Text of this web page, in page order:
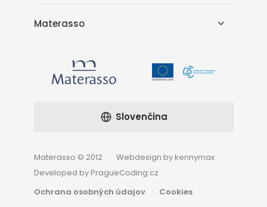
Materasso
Materasso © 2012
Webdesign by kennymax
Developed by PragueCoding.cz
Ochrana osobných údajov
Cookies
Slovenčina